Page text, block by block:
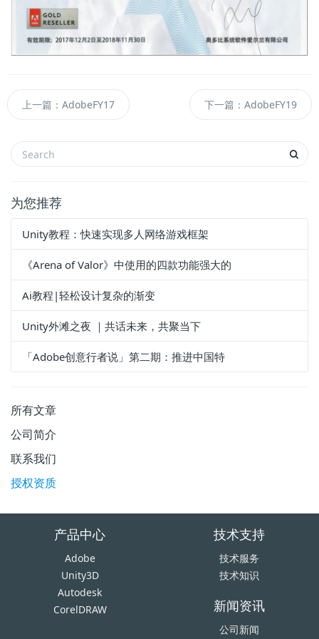
上一篇：AdobeFY17 下一篇：AdobeFY19
为您推荐
Unity教程：快速实现多人网络游戏框架
《Arena of Valor》中使用的四款功能强大的
Ai教程|轻松设计复杂的渐变
Unity外滩之夜 ｜共话未来，共聚当下
「Adobe创意行者说」第二期：推进中国特
所有文章
公司简介
联系我们
授权资质
产品中心
Adobe
Unity3D
Autodesk
CorelDRAW
技术支持
技术服务
技术知识
新闻资讯
公司新闻